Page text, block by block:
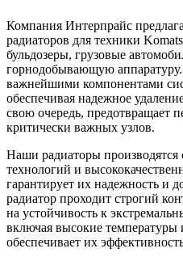
Компания Интерпрайс
радиаторов для техники
бульдозеры, грузовые
горнодобывающую
важнейшими компонентами
обеспечивая надежное
свою очередь, предотвращает
критически важных узлов.
Наши радиаторы производятся
технологий и
гарантирует их надежность и
радиатор проходит строгий
на устойчивость к
включая высокие температуры
обеспечивает их